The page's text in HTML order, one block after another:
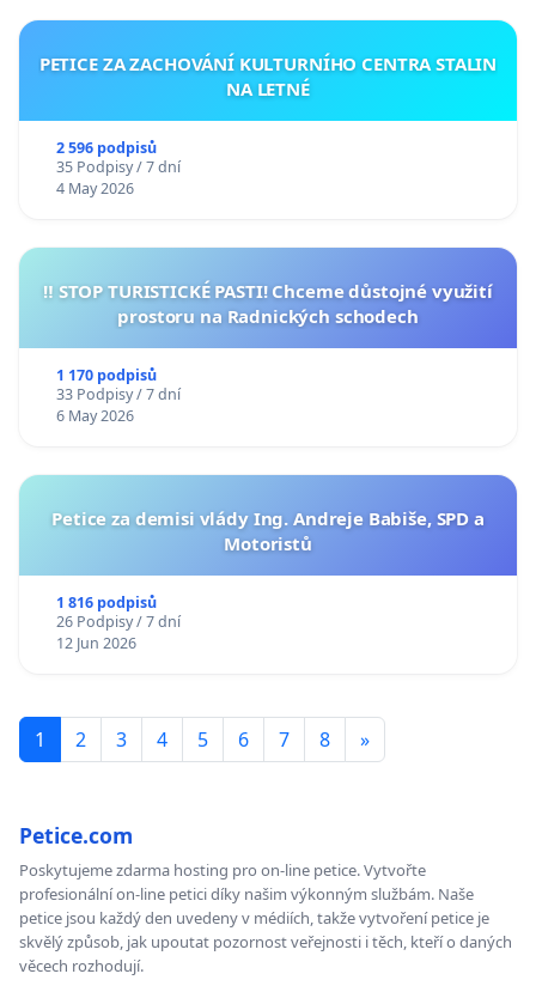
PETICE ZA ZACHOVÁNÍ KULTURNÍHO CENTRA STALIN
NA LETNÉ
2 596 podpisů
35 Podpisy / 7 dní
4 May 2026
‼️ STOP TURISTICKÉ PASTI! Chceme důstojné využití
prostoru na Radnických schodech
1 170 podpisů
33 Podpisy / 7 dní
6 May 2026
Petice za demisi vlády Ing. Andreje Babiše, SPD a
Motoristů
1 816 podpisů
26 Podpisy / 7 dní
12 Jun 2026
1 2 3 4 5 6 7 8 »
Petice.com
Poskytujeme zdarma hosting pro on-line petice. Vytvořte
profesionální on-line petici díky našim výkonným službám. Naše
petice jsou každý den uvedeny v médiích, takže vytvoření petice je
skvělý způsob, jak upoutat pozornost veřejnosti i těch, kteří o daných
věcech rozhodují.